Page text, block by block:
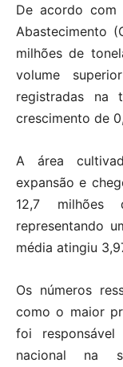
De acordo com
Abastecimento
milhões de
volume
registradas na
crescimento de
A área
expansão e
12,7
representando
média atingiu
Os números
como o maior
foi
nacional na